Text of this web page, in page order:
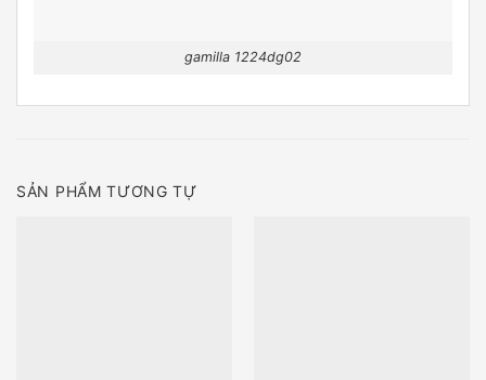
gamilla 1224dg02
SẢN PHẨM TƯƠNG TỰ